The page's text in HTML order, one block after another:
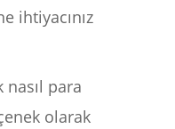
ihtiyacınız
nasıl para
olarak